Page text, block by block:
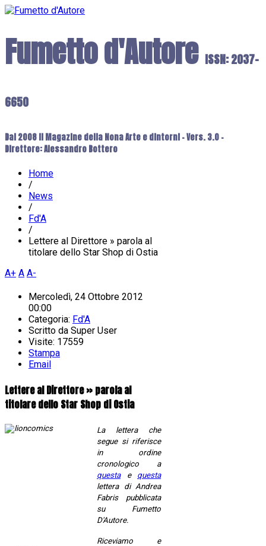
Fumetto d'Autore ISSN: 2037-
6650
Dal 2008 il Magazine della Nona Arte e dintorni - Vers. 3.0 -
Direttore: Alessandro Bottero
Home
/
News
/
Fd'A
/
Lettere al Direttore » parola al
titolare dello Star Shop di Ostia
A+ A A-
Mercoledì, 24 Ottobre 2012
00:00
Categoria: Fd'A
Scritto da Super User
Visite: 17559
Stampa
Email
Lettere al Direttore » parola al
titolare dello Star Shop di Ostia
La lettera che
segue si riferisce
in ordine
cronologico a
questae questa
lettera di Andrea
Fabris pubblicata
su Fumetto
D'Autore.
Riceviamo e